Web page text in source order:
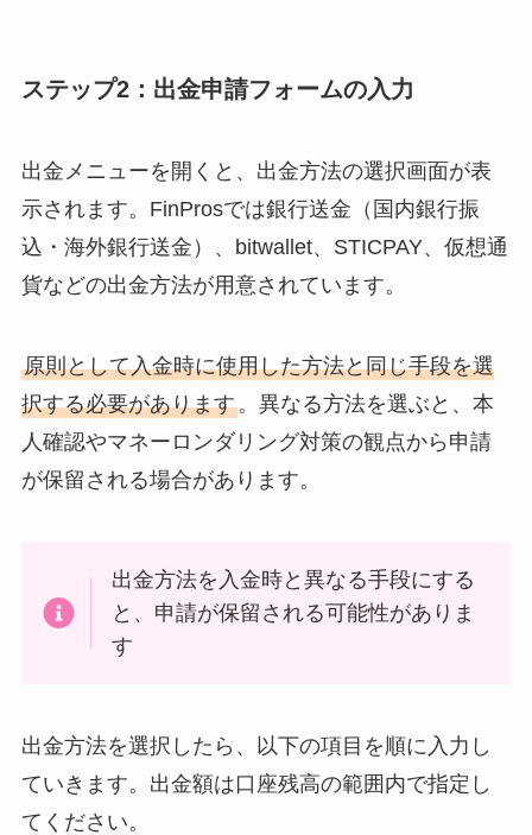
ステップ2：出金申請フォームの入力
出金メニューを開くと、出金方法の選択画面が表
示されます。FinProsでは銀行送金（国内銀行振
込・海外銀行送金）、bitwallet、STICPAY、仮想通
貨などの出金方法が用意されています。
原則として入金時に使用した方法と同じ手段を選
択する必要があります。異なる方法を選ぶと、本
人確認やマネーロンダリング対策の観点から申請
が保留される場合があります。
出金方法を入金時と異なる手段にする
と、申請が保留される可能性がありま
す
出金方法を選択したら、以下の項目を順に入力し
ていきます。出金額は口座残高の範囲内で指定し
てください。